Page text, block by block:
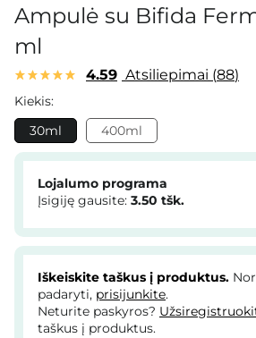
Ampulė su Bifida
ml
4.59 Atsiliepimai 88
Kiekis:
30ml
400ml
Lojalumo programa
Įsigiję gausite: 3.50 tšk.
Iškeiskite taškus į produktus.
padaryti, prisijunkite.
Neturite paskyros?
taškus į produktus.